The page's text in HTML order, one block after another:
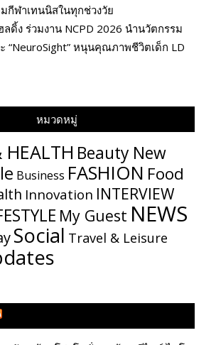
กีฬาเทนนิสในทุกช่วงวัย
ดิ้ง ร่วมงาน NCPD 2026 นำนวัตกรรม
“NeuroSight” หนุนคุณภาพชีวิตเด็ก LD
หมวดหมู่
HEALTH Beauty New
Business FASHION Food
Innovation INTERVIEW
My​ Guest NEWS
Social Travel & Leisure